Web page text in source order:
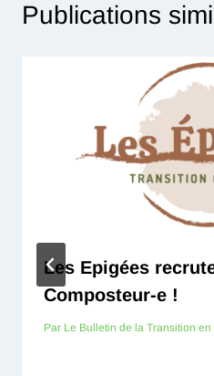
Publications
Les Epigées
Composteur-e !
Par Le Bulletin de la Transition en